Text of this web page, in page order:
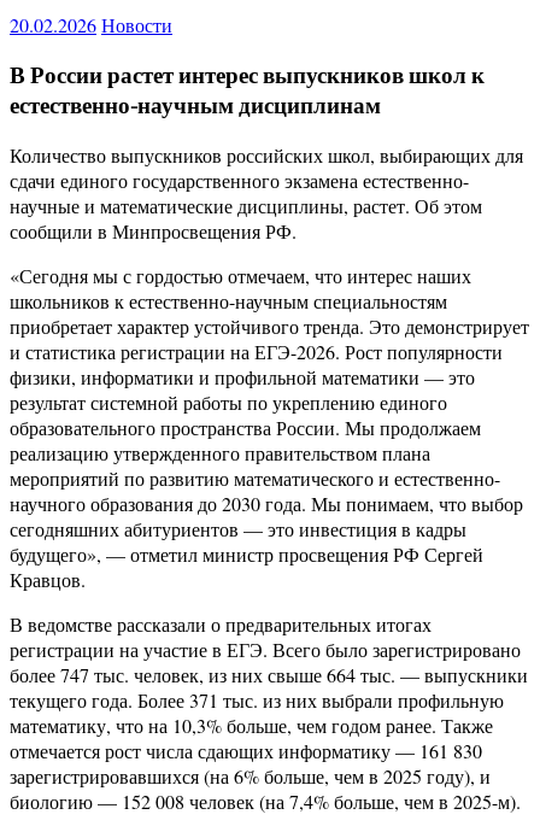
20.02.2026Новости
В России растет интерес выпускников школ к
естественно-научным дисциплинам
Количество выпускников российских школ, выбирающих для
сдачи единого государственного экзамена естественно-
научные и математические дисциплины, растет. Об этом
сообщили в Минпросвещения РФ.
«Сегодня мы с гордостью отмечаем, что интерес наших
школьников к естественно-научным специальностям
приобретает характер устойчивого тренда. Это демонстрирует
и статистика регистрации на ЕГЭ-2026. Рост популярности
физики, информатики и профильной математики — это
результат системной работы по укреплению единого
образовательного пространства России. Мы продолжаем
реализацию утвержденного правительством плана
мероприятий по развитию математического и естественно-
научного образования до 2030 года. Мы понимаем, что выбор
сегодняшних абитуриентов — это инвестиция в кадры
будущего», — отметил министр просвещения РФ Сергей
Кравцов.
В ведомстве рассказали о предварительных итогах
регистрации на участие в ЕГЭ. Всего было зарегистрировано
более 747 тыс. человек, из них свыше 664 тыс. — выпускники
текущего года. Более 371 тыс. из них выбрали профильную
математику, что на 10,3% больше, чем годом ранее. Также
отмечается рост числа сдающих информатику — 161 830
зарегистрировавшихся (на 6% больше, чем в 2025 году), и
биологию — 152 008 человек (на 7,4% больше, чем в 2025-м).